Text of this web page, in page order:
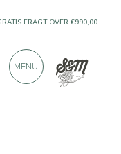
FRAGT OVER €990,00
PRODUKTER FRA
MENU